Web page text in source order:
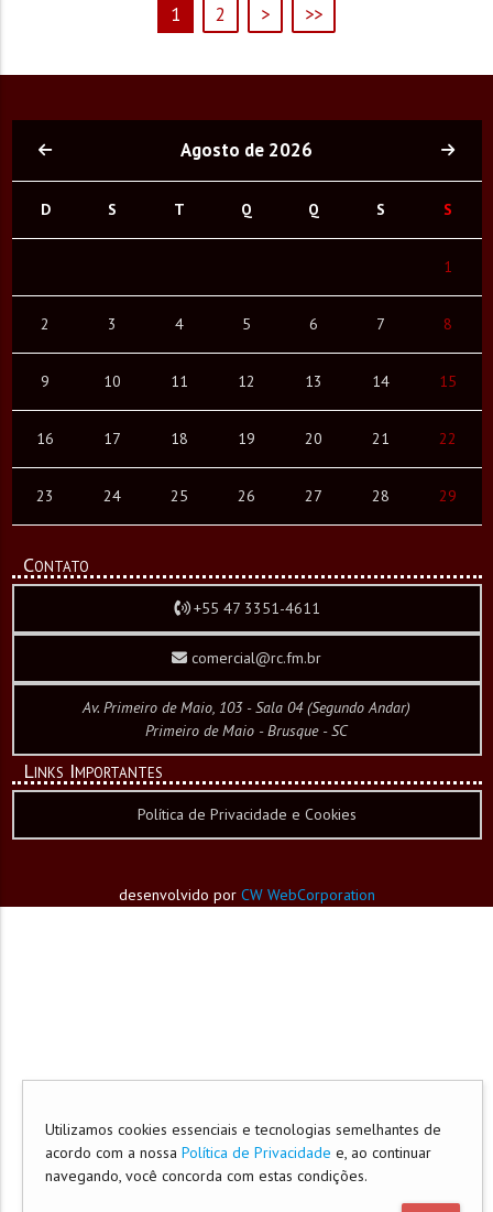
1 2 > >>
Agosto de 2026
D S T Q Q S S
1
2 3 4 5 6 7 8
9 10 11 12 13 14 15
16 17 18 19 20 21 22
23 24 25 26 27 28 29
Contato
+55 47 3351-4611
comercial@rc.fm.br
Av. Primeiro de Maio, 103 - Sala 04 (Segundo Andar)
Primeiro de Maio - Brusque - SC
Links Importantes
Política de Privacidade e Cookies
desenvolvido por CW WebCorporation
Utilizamos cookies essenciais e tecnologias semelhantes de
acordo com a nossa Política de Privacidade e, ao continuar
navegando, você concorda com estas condições.